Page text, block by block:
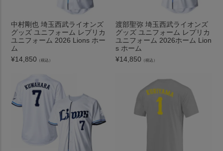
中村剛也 埼玉西武ライオンズ
グッズ ユニフォーム レプリカ
ユニフォーム 2026 Lions ホー
ム
¥14,850 （税込）
渡部聖弥 埼玉西武ライオンズ
グッズ ユニフォーム レプリカ
ユニフォーム 2026ホーム Lion
s ホーム
¥14,850 （税込）